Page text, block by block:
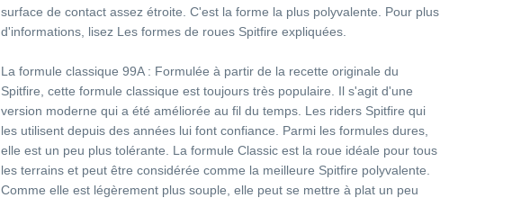
surface de contact assez étroite. C'est la forme la plus polyvalente. Pour plus
d'informations, lisez Les formes de roues Spitfire expliquées.
La formule classique 99A : Formulée à partir de la recette originale du
Spitfire, cette formule classique est toujours très populaire. Il s'agit d'une
version moderne qui a été améliorée au fil du temps. Les riders Spitfire qui
les utilisent depuis des années lui font confiance. Parmi les formules dures,
elle est un peu plus tolérante. La formule Classic est la roue idéale pour tous
les terrains et peut être considérée comme la meilleure Spitfire polyvalente.
Comme elle est légèrement plus souple, elle peut se mettre à plat un peu